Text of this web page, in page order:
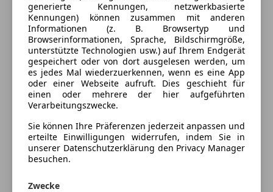
Beheizbares Lenkrad
Berganfahrassistent
Einparkhilfe
Einparkhilfe Rückfahrkamera
Einparkhilfe selbstlenkendes System
Einparkhilfe Sensoren hinten
Einparkhilfe Sensoren vorne
Elektrische Fensterheber
Elektrische Heckklappe
Elektrische Seitenspiegel
Getönte Scheiben
Lederlenkrad
Lackierung
Metallic
Farbe der
Innenausstattung
Schwarz
Innenausstattung Teilleder
Fahrzeugbeschreibung
Tageszulassung!
Leasingfähig! Sofort verfügbar!
Erstzulassung!
generierte Kennungen, netzwerkbasierte
Kennungen) können zusammen mit anderen
Informationen (z. B. Browsertyp und
Browserinformationen, Sprache, Bildschirmgröße,
unterstützte Technologien usw.) auf Ihrem Endgerät
gespeichert oder von dort ausgelesen werden, um
es jedes Mal wiederzuerkennen, wenn es eine App
oder einer Webseite aufruft. Dies geschieht für
einen oder mehrere der hier aufgeführten
Verarbeitungszwecke.
Sie können Ihre Präferenzen jederzeit anpassen und
erteilte Einwilligungen widerrufen, indem Sie in
unserer Datenschutzerklärung den Privacy Manager
besuchen.
Zwecke